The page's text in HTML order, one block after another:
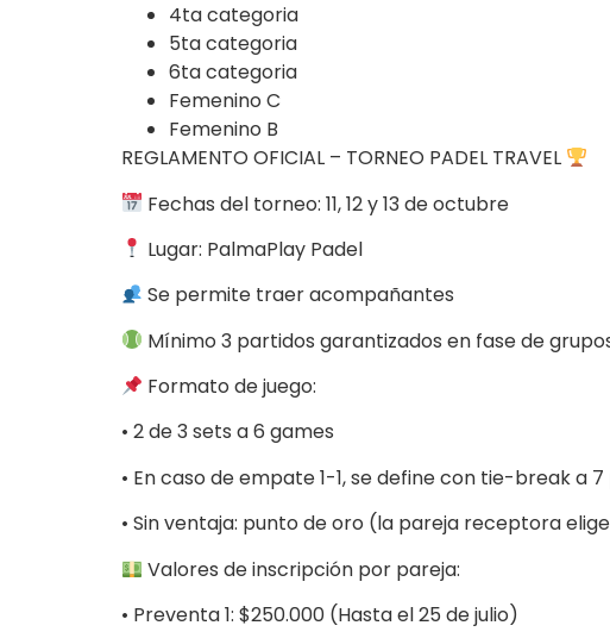
4ta categoria
5ta categoria
6ta categoria
Femenino C
Femenino B
REGLAMENTO OFICIAL – TORNEO PADEL TRAVEL
Fechas del torneo: 11, 12 y 13 de octubre
Lugar: PalmaPlay Padel
Se permite traer acompañantes
Mínimo 3 partidos garantizados en fase de
Formato de juego:
• 2 de 3 sets a 6 games
• En caso de empate 1-1, se define con tie-break a
• Sin ventaja: punto de oro (la pareja receptora
Valores de inscripción por pareja:
• Preventa 1: $250.000 (Hasta el 25 de julio)